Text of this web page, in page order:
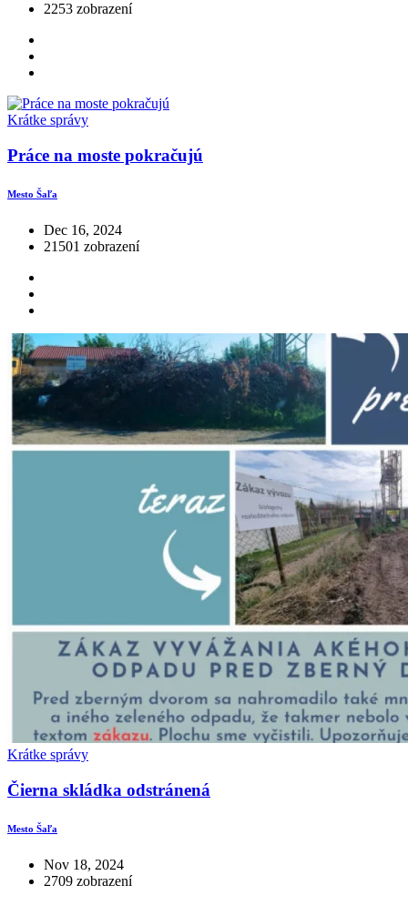
2253 zobrazení
Krátke správy
Práce na moste pokračujú
Mesto Šaľa
Dec 16, 2024
21501 zobrazení
Krátke správy
Čierna skládka odstránená
Mesto Šaľa
Nov 18, 2024
2709 zobrazení